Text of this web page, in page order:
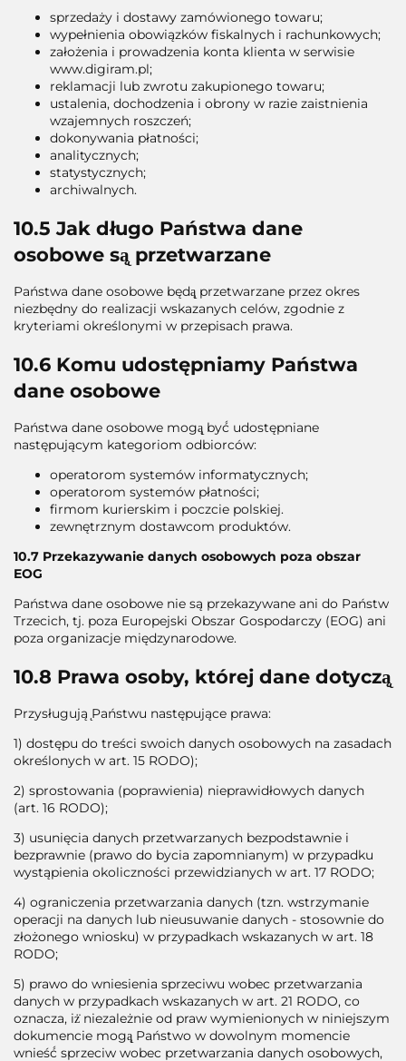
sprzedaży i dostawy zamówionego towaru;
wypełnienia obowiązków fiskalnych i rachunkowych;
założenia i prowadzenia konta klienta w serwisie
www.digiram.pl;
reklamacji lub zwrotu zakupionego towaru;
ustalenia, dochodzenia i obrony w razie zaistnienia
wzajemnych roszczeń;
dokonywania płatności;
analitycznych;
statystycznych;
archiwalnych.
10.5 Jak długo Państwa dane
osobowe są̨ przetwarzane
Państwa dane osobowe będą̨ przetwarzane przez okres
niezbędny do realizacji wskazanych celów, zgodnie z
kryteriami określonymi w przepisach prawa.
10.6 Komu udostępniamy Państwa
dane osobowe
Państwa dane osobowe mogą̨ być́ udostępniane
następującym kategoriom odbiorców:
operatorom systemów informatycznych;
operatorom systemów płatności;
firmom kurierskim i poczcie polskiej.
zewnętrznym dostawcom produktów.
10.7 Przekazywanie danych osobowych poza obszar
EOG
Państwa dane osobowe nie są przekazywane ani do Państw
Trzecich, tj. poza Europejski Obszar Gospodarczy (EOG) ani
poza organizacje międzynarodowe.
10.8 Prawa osoby, której dane dotyczą̨
Przysługują ̨Państwu następujące prawa:
1) dostępu do treści swoich danych osobowych na zasadach
określonych w art. 15 RODO);
2) sprostowania (poprawienia) nieprawidłowych danych
(art. 16 RODO);
3) usunięcia danych przetwarzanych bezpodstawnie i
bezprawnie (prawo do bycia zapomnianym) w przypadku
wystąpienia okoliczności przewidzianych w art. 17 RODO;
4) ograniczenia przetwarzania danych (tzn. wstrzymanie
operacji na danych lub nieusuwanie danych - stosownie do
złożonego wniosku) w przypadkach wskazanych w art. 18
RODO;
5) prawo do wniesienia sprzeciwu wobec przetwarzania
danych w przypadkach wskazanych w art. 21 RODO, co
oznacza, iż̇ niezależnie od praw wymienionych w niniejszym
dokumencie mogą̨ Państwo w dowolnym momencie
wnieść́ sprzeciw wobec przetwarzania danych osobowych,